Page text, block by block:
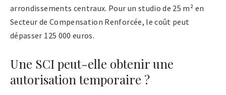
arrondissements centraux. Pour un studio de 25 m² en
Secteur de Compensation Renforcée, le coût peut
dépasser 125 000 euros.
Une SCI peut-elle obtenir une
autorisation temporaire ?